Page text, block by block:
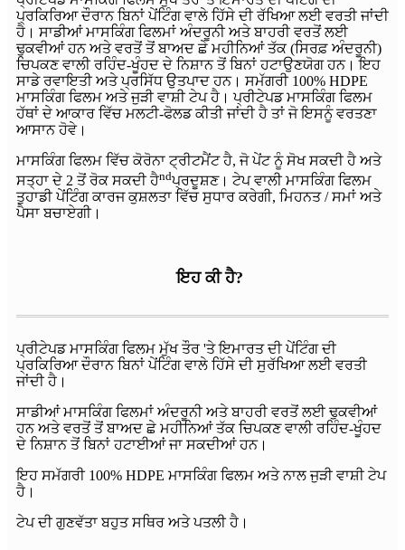
ਪ੍ਰਕਿਰਿਆ ਦੌਰਾਨ ਬਿਨਾਂ ਪੇਂਟਿੰਗ ਵਾਲੇ ਹਿੱਸੇ ਦੀ ਰੱਖਿਆ ਲਈ ਵਰਤੀ ਜਾਂਦੀ
ਹੈ। ਸਾਡੀਆਂ ਮਾਸਕਿੰਗ ਫਿਲਮਾਂ ਅੰਦਰੂਨੀ ਅਤੇ ਬਾਹਰੀ ਵਰਤੋਂ ਲਈ
ਢੁਕਵੀਆਂ ਹਨ ਅਤੇ ਵਰਤੋਂ ਤੋਂ ਬਾਅਦ ਛੇ ਮਹੀਨਿਆਂ ਤੱਕ (ਸਿਰਫ਼ ਅੰਦਰੂਨੀ)
ਚਿਪਕਣ ਵਾਲੀ ਰਹਿੰਦ-ਖੂੰਹਦ ਦੇ ਨਿਸ਼ਾਨ ਤੋਂ ਬਿਨਾਂ ਹਟਾਉਣਯੋਗ ਹਨ। ਇਹ
ਸਾਡੇ ਰਵਾਇਤੀ ਅਤੇ ਪ੍ਰਸਿੱਧ ਉਤਪਾਦ ਹਨ। ਸਮੱਗਰੀ 100% HDPE
ਮਾਸਕਿੰਗ ਫਿਲਮ ਅਤੇ ਜੁੜੀ ਵਾਸ਼ੀ ਟੇਪ ਹੈ। ਪ੍ਰੀਟੇਪਡ ਮਾਸਕਿੰਗ ਫਿਲਮ
ਹੱਥਾਂ ਦੇ ਆਕਾਰ ਵਿੱਚ ਮਲਟੀ-ਫੋਲਡ ਕੀਤੀ ਜਾਂਦੀ ਹੈ ਤਾਂ ਜੋ ਇਸਨੂੰ ਵਰਤਣਾ
ਆਸਾਨ ਹੋਵੇ।
ਮਾਸਕਿੰਗ ਫਿਲਮ ਵਿੱਚ ਕੋਰੋਨਾ ਟ੍ਰੀਟਮੈਂਟ ਹੈ, ਜੋ ਪੇਂਟ ਨੂੰ ਸੋਖ ਸਕਦੀ ਹੈ ਅਤੇ
ਸਤ੍ਹਾ ਦੇ 2 ਤੋਂ ਰੋਕ ਸਕਦੀ ਹੈndਪ੍ਰਦੂਸ਼ਣ। ਟੇਪ ਵਾਲੀ ਮਾਸਕਿੰਗ ਫਿਲਮ
ਤੁਹਾਡੀ ਪੇਂਟਿੰਗ ਕਾਰਜ ਕੁਸ਼ਲਤਾ ਵਿੱਚ ਸੁਧਾਰ ਕਰੇਗੀ, ਮਿਹਨਤ / ਸਮਾਂ ਅਤੇ
ਪੈਸਾ ਬਚਾਏਗੀ।
ਇਹ ਕੀ ਹੈ?
ਪ੍ਰੀਟੇਪਡ ਮਾਸਕਿੰਗ ਫਿਲਮ ਮੁੱਖ ਤੌਰ 'ਤੇ ਇਮਾਰਤ ਦੀ ਪੇਂਟਿੰਗ ਦੀ
ਪ੍ਰਕਿਰਿਆ ਦੌਰਾਨ ਬਿਨਾਂ ਪੇਂਟਿੰਗ ਵਾਲੇ ਹਿੱਸੇ ਦੀ ਸੁਰੱਖਿਆ ਲਈ ਵਰਤੀ
ਜਾਂਦੀ ਹੈ।
ਸਾਡੀਆਂ ਮਾਸਕਿੰਗ ਫਿਲਮਾਂ ਅੰਦਰੂਨੀ ਅਤੇ ਬਾਹਰੀ ਵਰਤੋਂ ਲਈ ਢੁਕਵੀਆਂ
ਹਨ ਅਤੇ ਵਰਤੋਂ ਤੋਂ ਬਾਅਦ ਛੇ ਮਹੀਨਿਆਂ ਤੱਕ ਚਿਪਕਣ ਵਾਲੀ ਰਹਿੰਦ-ਖੂੰਹਦ
ਦੇ ਨਿਸ਼ਾਨ ਤੋਂ ਬਿਨਾਂ ਹਟਾਈਆਂ ਜਾ ਸਕਦੀਆਂ ਹਨ।
ਇਹ ਸਮੱਗਰੀ 100% HDPE ਮਾਸਕਿੰਗ ਫਿਲਮ ਅਤੇ ਨਾਲ ਜੁੜੀ ਵਾਸ਼ੀ ਟੇਪ
ਹੈ।
ਟੇਪ ਦੀ ਗੁਣਵੱਤਾ ਬਹੁਤ ਸਥਿਰ ਅਤੇ ਪਤਲੀ ਹੈ।